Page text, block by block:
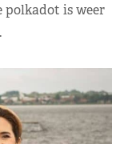
polkadot is weer